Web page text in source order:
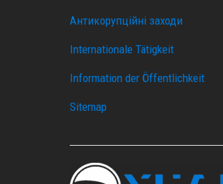
Антикорупційні заходи
Internationale Tätigkeit
Information der Öffentlichkeit
Sitemap